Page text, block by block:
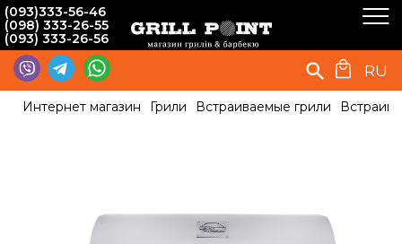
(093)333-56-46
(098) 333-26-55
(093) 333-26-56
RU
Интернет магазин Грили Встраиваемые грили